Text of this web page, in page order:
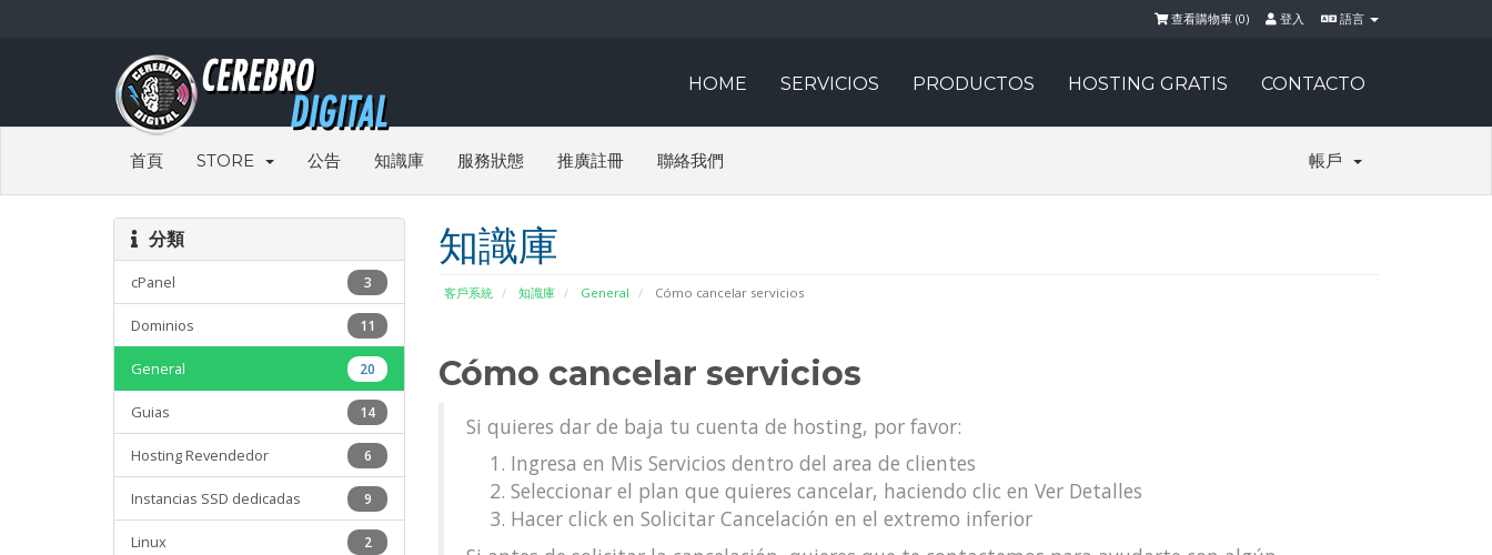
語言
登入
查看購物車 (0)
HOME SERVICIOS PRODUCTOS HOSTING GRATIS CONTACTO
首頁 STORE 公告 知識庫 服務狀態 推廣註冊 聯絡我們 帳戶
知識庫
客戶系統 知識庫 General Cómo cancelar servicios
分類
3
cPanel
11
Dominios
20
General
14
Guias
6
Hosting Revendedor
9
Instancias SSD dedicadas
2
Linux
Cómo cancelar servicios
Si quieres dar de baja tu cuenta de hosting, por favor:
Ingresa en Mis Servicios dentro del area de clientes
Seleccionar el plan que quieres cancelar, haciendo clic en Ver Detalles
Hacer click en Solicitar Cancelación en el extremo inferior